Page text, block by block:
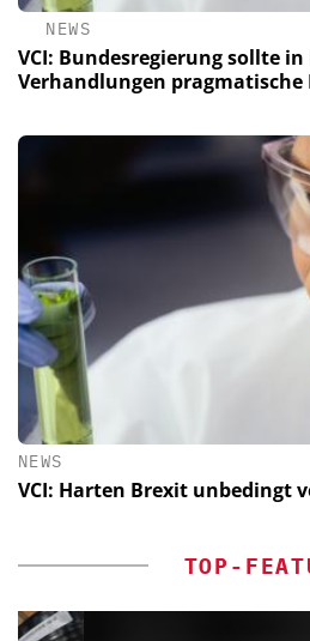
NEWS
VCI: Bundesregierung sollte
Verhandlungen pragmatische
NEWS
VCI: Harten Brexit unbedingt
TOP-